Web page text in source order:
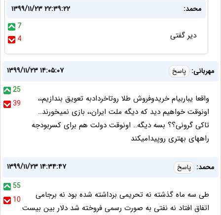
محمد:
۱۳۹۹/۱۱/۲۳ ۲۲:۳۹:۲۲
7
4
دیر گفتی
مهربانی: پاسخ
۱۳۹۹/۱۱/۲۳ ۱۴:۰۵:۰۷
25
39
واقعا یباربیام خریدوفروش طلا روتاخردادبه تعویق بندازیم،،
اونوقت خواهیم دید که دیگه ملت ایران،، بازی نمیخورند..
تاکی گرونی؟؟ بسه دیگه.. اونوقت دولت هم برای کسربودجه
راههای بهتری روپیدامیکند
محمد: پاسخ
۱۳۹۹/۱۱/۲۳ ۱۴:۳۴:۴۷
55
10
طی سه ماه گذشته نه تحریمی برداشته شده بود نه برجامی
اتفاق افتاد نه نفتی به صورت رسمی فروخته شد دلار بین بیست